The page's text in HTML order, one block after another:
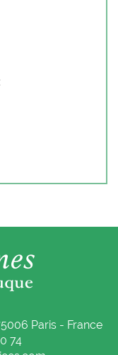
Paris - France
74